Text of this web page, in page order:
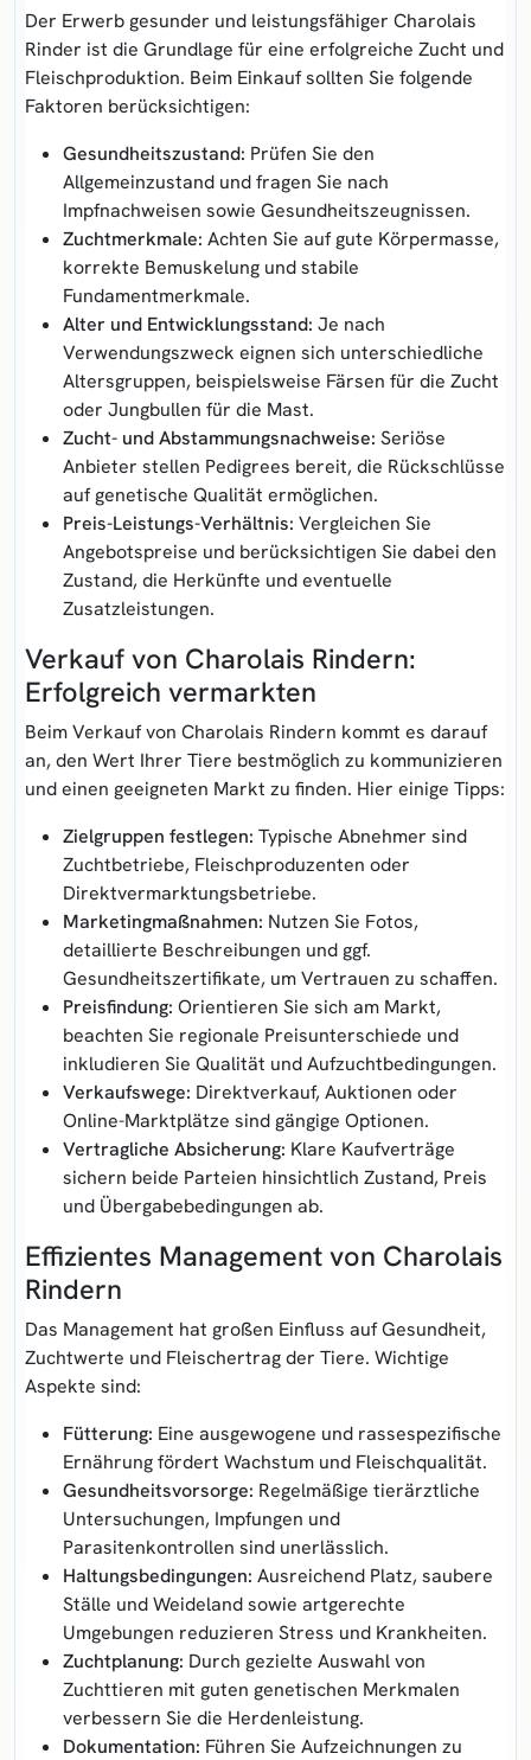
Der Erwerb gesunder und leistungsfähiger Charolais
Rinder ist die Grundlage für eine erfolgreiche Zucht und
Fleischproduktion. Beim Einkauf sollten Sie folgende
Faktoren berücksichtigen:
Gesundheitszustand: Prüfen Sie den
Allgemeinzustand und fragen Sie nach
Impfnachweisen sowie Gesundheitszeugnissen.
Zuchtmerkmale: Achten Sie auf gute Körpermasse,
korrekte Bemuskelung und stabile
Fundamentmerkmale.
Alter und Entwicklungsstand: Je nach
Verwendungszweck eignen sich unterschiedliche
Altersgruppen, beispielsweise Färsen für die Zucht
oder Jungbullen für die Mast.
Zucht- und Abstammungsnachweise: Seriöse
Anbieter stellen Pedigrees bereit, die Rückschlüsse
auf genetische Qualität ermöglichen.
Preis-Leistungs-Verhältnis: Vergleichen Sie
Angebotspreise und berücksichtigen Sie dabei den
Zustand, die Herkünfte und eventuelle
Zusatzleistungen.
Verkauf von Charolais Rindern:
Erfolgreich vermarkten
Beim Verkauf von Charolais Rindern kommt es darauf
an, den Wert Ihrer Tiere bestmöglich zu kommunizieren
und einen geeigneten Markt zu finden. Hier einige Tipps:
Zielgruppen festlegen: Typische Abnehmer sind
Zuchtbetriebe, Fleischproduzenten oder
Direktvermarktungsbetriebe.
Marketingmaßnahmen: Nutzen Sie Fotos,
detaillierte Beschreibungen und ggf.
Gesundheitszertifikate, um Vertrauen zu schaffen.
Preisfindung: Orientieren Sie sich am Markt,
beachten Sie regionale Preisunterschiede und
inkludieren Sie Qualität und Aufzuchtbedingungen.
Verkaufswege: Direktverkauf, Auktionen oder
Online-Marktplätze sind gängige Optionen.
Vertragliche Absicherung: Klare Kaufverträge
sichern beide Parteien hinsichtlich Zustand, Preis
und Übergabebedingungen ab.
Effizientes Management von Charolais
Rindern
Das Management hat großen Einfluss auf Gesundheit,
Zuchtwerte und Fleischertrag der Tiere. Wichtige
Aspekte sind:
Fütterung: Eine ausgewogene und rassespezifische
Ernährung fördert Wachstum und Fleischqualität.
Gesundheitsvorsorge: Regelmäßige tierärztliche
Untersuchungen, Impfungen und
Parasitenkontrollen sind unerlässlich.
Haltungsbedingungen: Ausreichend Platz, saubere
Ställe und Weideland sowie artgerechte
Umgebungen reduzieren Stress und Krankheiten.
Zuchtplanung: Durch gezielte Auswahl von
Zuchttieren mit guten genetischen Merkmalen
verbessern Sie die Herdenleistung.
Dokumentation: Führen Sie Aufzeichnungen zu